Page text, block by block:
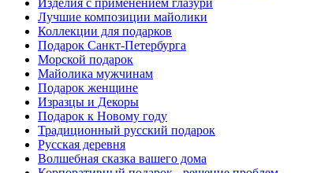
Изделия с применением глазури
Лучшие композиции майолики
Коллекции для подарков
Подарок Санкт-Петербурга
Морской подарок
Майолика мужчинам
Подарок женщине
Изразцы и Декоры
Подарок к Новому году
Традиционный русский подарок
Русская деревня
Волшебная сказка вашего дома